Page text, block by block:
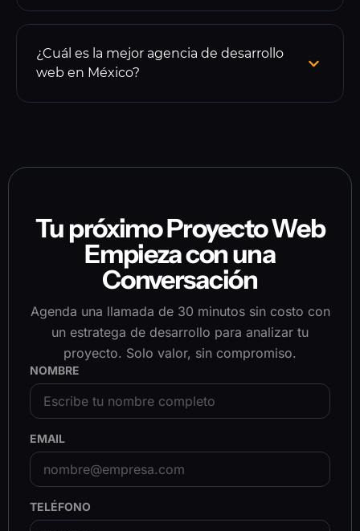
¿Cuál es la mejor agencia de desarrollo
web en México?
Tu próximo Proyecto Web
Empieza con una
Conversación
Agenda una llamada de 30 minutos sin costo con
un estratega de desarrollo para analizar tu
proyecto. Solo valor, sin compromiso.
NOMBRE
EMAIL
TELÉFONO